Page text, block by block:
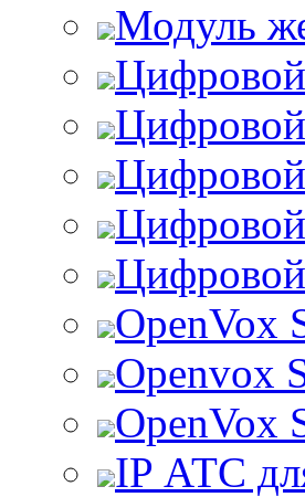
Модуль
OpenVox
Openvox
OpenVox
IP АТС